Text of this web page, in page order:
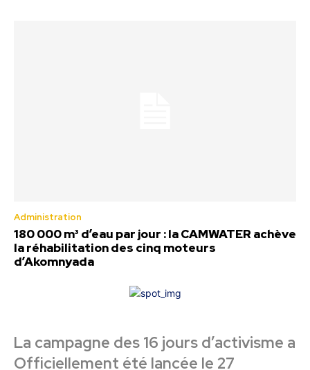
Administration
180 000 m³ d’eau par jour : la CAMWATER achève
la réhabilitation des cinq moteurs
d’Akomnyada
La campagne des 16 jours d’activisme a
Officiellement été lancée le 27